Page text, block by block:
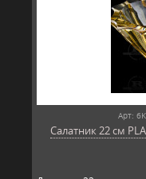
Арт:
Салатник 22 см